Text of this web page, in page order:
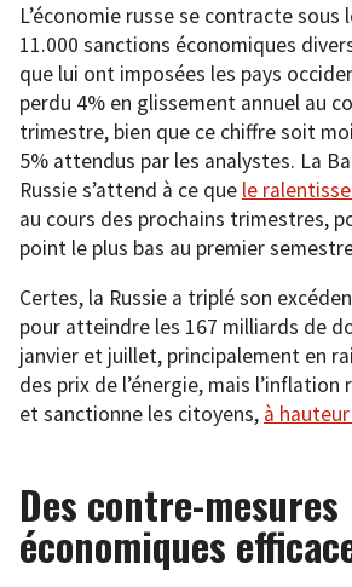
L’économie russe se contracte sous
11.000 sanctions économiques
que lui ont imposées les pays
perdu 4% en glissement annuel au
trimestre, bien que ce chiffre soit
5% attendus par les analystes. La
Russie s’attend à ce que le
au cours des prochains trimestres,
point le plus bas au premier
Certes, la Russie a triplé son
pour atteindre les 167 milliards de
janvier et juillet, principalement en
des prix de l’énergie, mais
et sanctionne les citoyens, à
Des contre-mesures
économiques